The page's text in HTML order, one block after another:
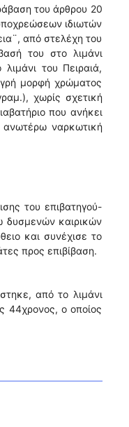
του άρθρου 20
ιδιωτών
από στελέχη του
του στο λιμάνι
του Πειραιά,
μορφή χρώματος
χωρίς σχετική
που ανήκει
ανωτέρω ναρκωτική
του επιβατηγού-
δυσμενών καιρικών
και συνέχισε το
προς επιβίβαση.
από το λιμάνι
44χρονος, ο οποίος